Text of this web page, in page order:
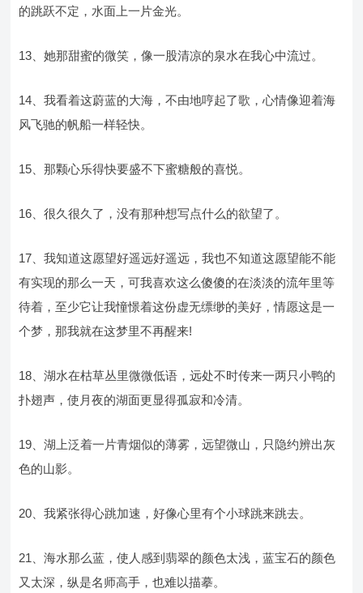
的跳跃不定，水面上一片金光。
13、她那甜蜜的微笑，像一股清凉的泉水在我心中流过。
14、我看着这蔚蓝的大海，不由地哼起了歌，心情像迎着海
风飞驰的帆船一样轻快。
15、那颗心乐得快要盛不下蜜糖般的喜悦。
16、很久很久了，没有那种想写点什么的欲望了。
17、我知道这愿望好遥远好遥远，我也不知道这愿望能不能
有实现的那么一天，可我喜欢这么傻傻的在淡淡的流年里等
待着，至少它让我憧憬着这份虚无缥缈的美好，情愿这是一
个梦，那我就在这梦里不再醒来!
18、湖水在枯草丛里微微低语，远处不时传来一两只小鸭的
扑翅声，使月夜的湖面更显得孤寂和冷清。
19、湖上泛着一片青烟似的薄雾，远望微山，只隐约辨出灰
色的山影。
20、我紧张得心跳加速，好像心里有个小球跳来跳去。
21、海水那么蓝，使人感到翡翠的颜色太浅，蓝宝石的颜色
又太深，纵是名师高手，也难以描摹。